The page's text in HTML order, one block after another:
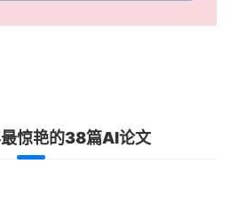
惊艳的38篇AI论文